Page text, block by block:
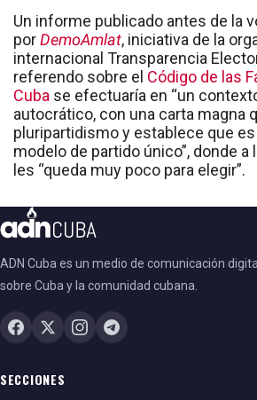
Un informe publicado antes de la
porDemoAmlat, iniciativa de la
internacional Transparencia
referendo sobre el Código de las
Cuba se efectuaría en “un
autocrático, con una carta magna
pluripartidismo y establece que
modelo de partido único”, donde a
les “queda muy poco para elegir”.
ADN Cuba es un medio de comunicación
sobre Cuba y la comunidad cubana.
SECCIONES